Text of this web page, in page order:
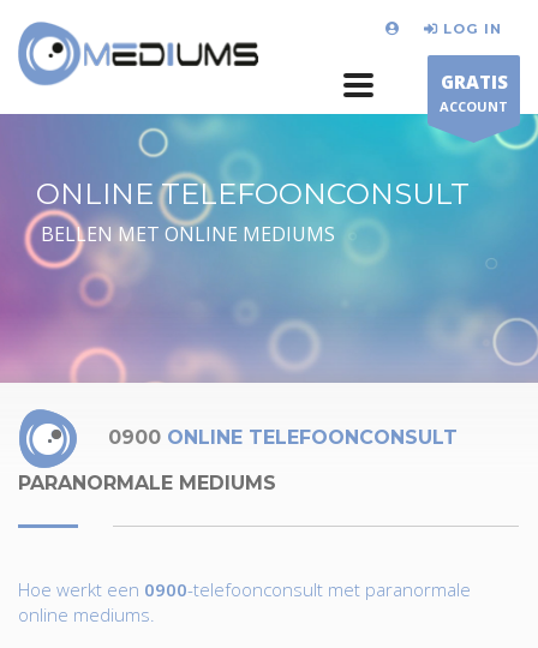
LOG IN
GRATIS
ACCOUNT
ONLINE TELEFOONCONSULT
BELLEN MET ONLINE MEDIUMS
0900 ONLINE TELEFOONCONSULT
PARANORMALE MEDIUMS
Hoe werkt een 0900-telefoonconsult met paranormale
online mediums.